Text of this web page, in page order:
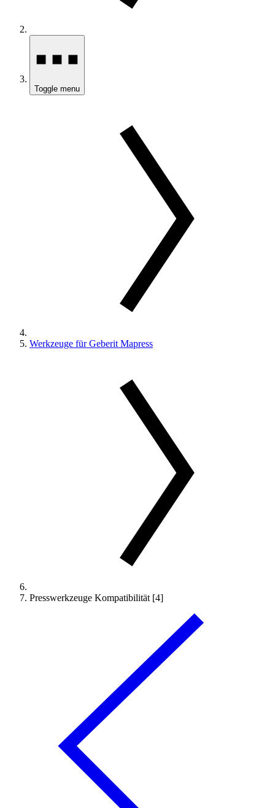
Toggle menu
Werkzeuge für Geberit Mapress
Presswerkzeuge Kompatibilität [4]